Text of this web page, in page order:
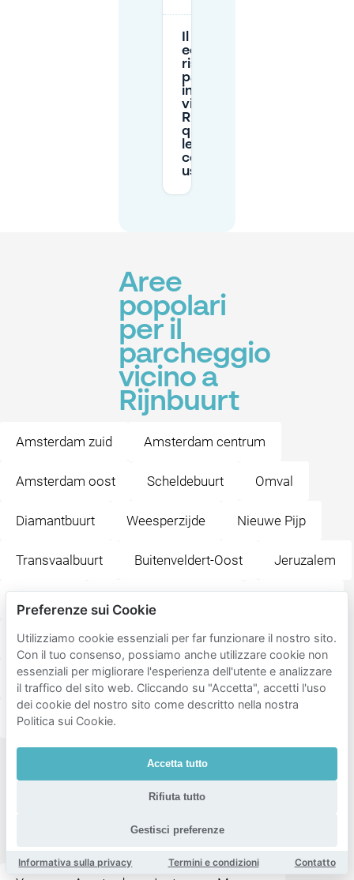
economico
rispetto al
parcheggio
in strada
vicino a
Rijnbuurt, e
quali sono
le
condizioni
usuali?
Aree
popolari
per il
parcheggio
vicino a
Rijnbuurt
Amsterdam zuid Amsterdam centrum
Amsterdam oost Scheldebuurt Omval
Diamantbuurt Weesperzijde Nieuwe Pijp
Transvaalbuurt Buitenveldert-Oost Jeruzalem
Zuidas Oosterparkbuurt De Weteringschans
Watergraafsmeer Museumkwartier
Betondorp
Destinazioni
popolari
vicino a
Rijnbuurt
Preferenze sui Cookie
Utilizziamo cookie essenziali per far funzionare il nostro sito.
Con il tuo consenso, possiamo anche utilizzare cookie non
essenziali per migliorare l'esperienza dell'utente e analizzare
il traffico del sito web. Cliccando su "Accetta", accetti l'uso
dei cookie del nostro sito come descritto nella nostra
Politica sui Cookie.
Accetta tutto
Rifiuta tutto
Gestisci preferenze
Informativa sulla privacy Termini e condizioni Contatto